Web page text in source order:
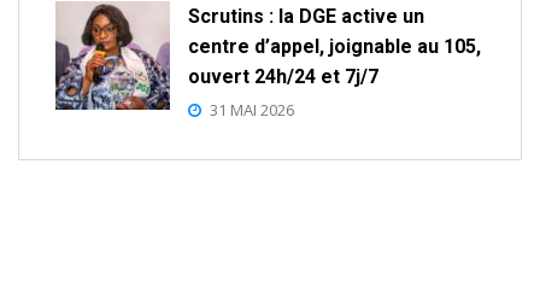
Scrutins : la DGE active un
centre d’appel, joignable au 105,
ouvert 24h/24 et 7j/7
31 MAI 2026